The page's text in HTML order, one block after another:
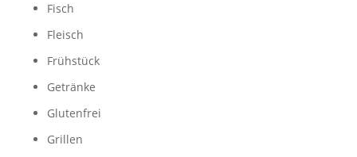
Fisch
Fleisch
Frühstück
Getränke
Glutenfrei
Grillen